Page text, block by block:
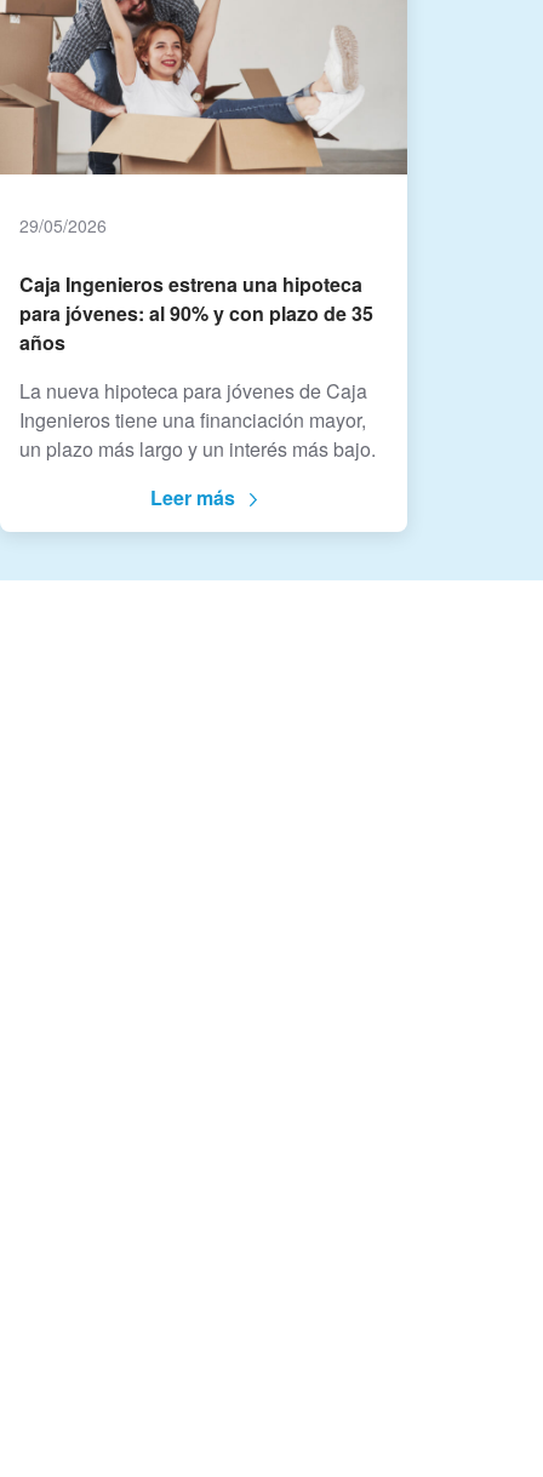
29/05/2026
Caja Ingenieros estrena una hipoteca
para jóvenes: al 90% y con plazo de 35
años
La nueva hipoteca para jóvenes de Caja
Ingenieros tiene una financiación mayor,
un plazo más largo y un interés más bajo.
Leer más